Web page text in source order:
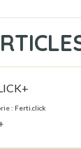
: Ferti.click